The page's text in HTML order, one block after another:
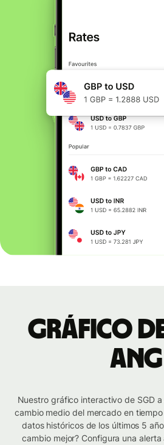
Gráfico de
ANG
Nuestro gráfico interactivo de SGD
cambio medio del mercado en
datos históricos de los últimos 5
cambio mejor? Configura una